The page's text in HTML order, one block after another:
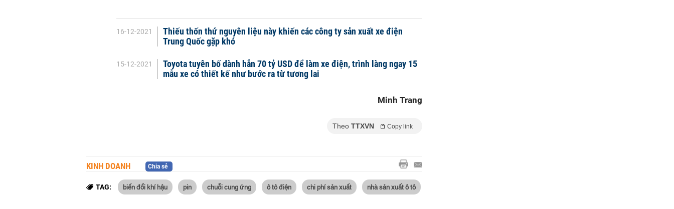
16-12-2021
Thiếu thốn thứ nguyên liệu này khiến các công ty sản xuất xe điện
Trung Quốc gặp khó
15-12-2021
Toyota tuyên bố dành hẳn 70 tỷ USD để làm xe điện, trình làng ngay 15
mẫu xe có thiết kế như bước ra từ tương lai
Minh Trang
Theo TTXVN Copy link
KINH DOANH Chia sẻ
TAG: biến đổi khí hậu pin chuỗi cung ứng ô tô điện chi phí sản xuất nhà sản xuất ô tô